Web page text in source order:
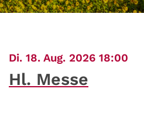
Di. 18. Aug. 2026 18:00
Hl. Messe